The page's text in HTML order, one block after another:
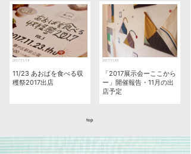
2017/11/18
11/23 あおばを食べる収
穫祭2017出店
2017/11/01
「2017展示会ーここから
ー」開催報告・11月の出
店予定